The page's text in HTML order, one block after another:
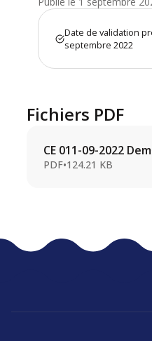
Date de validation
septembre 2022
Fichiers PDF
CE 011-09-2022
PDF•124.21 KB